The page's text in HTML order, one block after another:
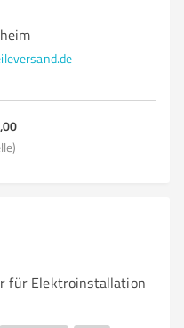
für Elektroinstallation